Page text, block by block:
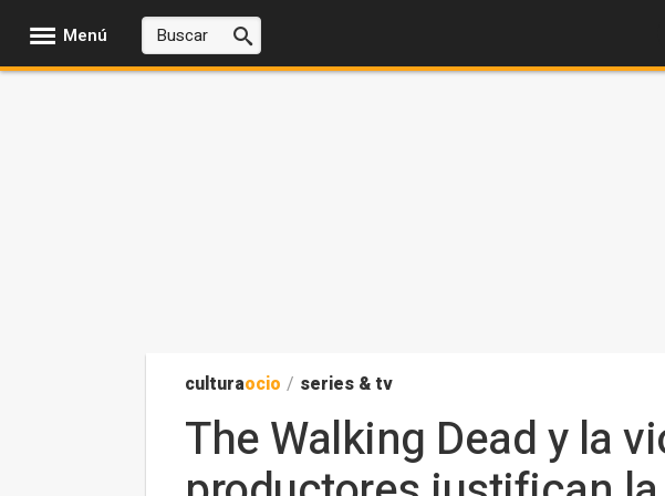
Menú
culturaocio / series & tv
The Walking Dead y la